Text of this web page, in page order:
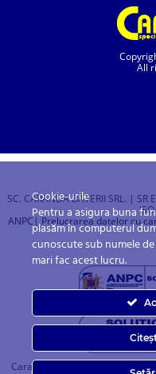
All
SC. CARANDA BATERII SRL. |
ANPC | Prelucrarea datelor cu
Caranda.ro este un magazin
Cookie-urile
Pentru a asigura buna
plasăm în computerul
cunoscute sub numele
mari fac acest lucru.